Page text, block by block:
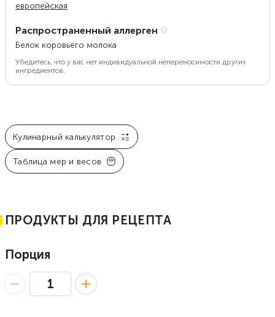
европейская
Распространенный аллерген
Белок коровьего молока
Убедитесь, что у вас нет индивидуальной непереносимости других
ингредиентов.
Кулинарный калькулятор
Таблица мер и весов
ПРОДУКТЫ ДЛЯ РЕЦЕПТА
Порция